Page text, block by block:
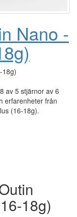
Nano -
18g)
av 5 stjärnor av 6
erfarenheter från
(16-18g).
18g)